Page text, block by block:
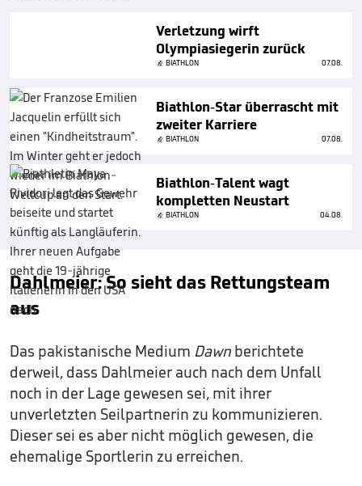
Verletzung wirft
Olympiasiegerin zurück
BIATHLON 07.08.
Biathlon-Star überrascht mit
zweiter Karriere
BIATHLON 07.08.
Biathlon-Talent wagt
kompletten Neustart
BIATHLON 04.08.
Dahlmeier: So sieht das Rettungsteam
aus
Das pakistanische Medium Dawn berichtete
derweil, dass Dahlmeier auch nach dem Unfall
noch in der Lage gewesen sei, mit ihrer
unverletzten Seilpartnerin zu kommunizieren.
Dieser sei es aber nicht möglich gewesen, die
ehemalige Sportlerin zu erreichen.